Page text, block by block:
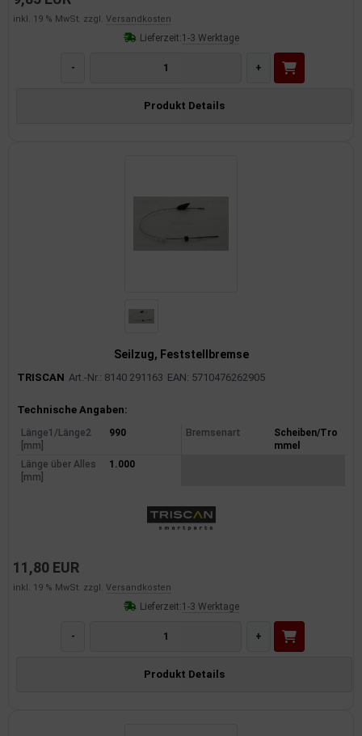
inkl. 19 % MwSt. zzgl. Versandkosten
Lieferzeit:1-3 Werktage
- +
Produkt Details
Seilzug, Feststellbremse
TRISCAN Art.-Nr.: 8140 291163 EAN: 5710476262905
Produktinformationen
Technische Angaben:
Länge1/Länge2
[mm]
990 Bremsenart
Scheiben/Tro
mmel
Länge über Alles
[mm]
1.000
11,80 EUR
inkl. 19 % MwSt. zzgl. Versandkosten
Lieferzeit:1-3 Werktage
- +
Produkt Details